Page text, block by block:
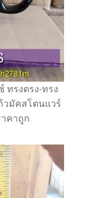
ทรงตรง-ทรง
วมัคสโตนแวร์
คาถูก